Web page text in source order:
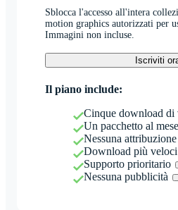
Sblocca l'accesso all'intera
motion graphics autorizzati per
Immagini non incluse.
Iscriviti
Il piano include:
Cinque download di
Un pacchetto al mese
Nessuna
Download più veloci
Supporto prioritario
Nessuna pubblicità